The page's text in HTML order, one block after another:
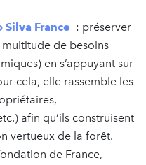
Silva France : préserver
de besoins
en s’appuyant sur
cela, elle rassemble les
afin qu’ils construisent
vertueux de la forêt.
de France,